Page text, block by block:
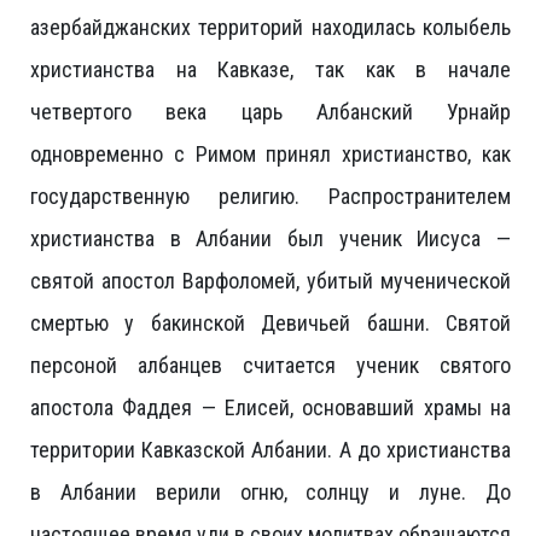
азербайджанских территорий находилась колыбель
христианства на Кавказе, так как в начале
четвертого века царь Албанский Урнайр
одновременно с Римом принял христианство, как
государственную религию. Распространителем
христианства в Албании был ученик Иисуса —
святой апостол Варфоломей, убитый мученической
смертью у бакинской Девичьей башни. Святой
персоной албанцев считается ученик святого
апостола Фаддея — Елисей, основавший храмы на
территории Кавказской Албании. А до христианства
в Албании верили огню, солнцу и луне. До